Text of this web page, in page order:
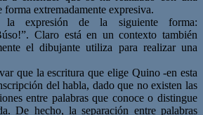
extremadamente expresiva.
la expresión de la siguiente forma:
Claro está en un contexto también
el dibujante utiliza para realizar una
que la escritura que elige Quino -en esta
del habla, dado que no existen las
entre palabras que conoce o distingue
De hecho, la separación entre palabras